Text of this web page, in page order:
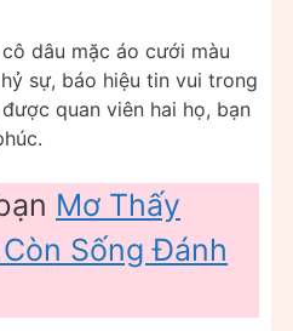
dâu mặc áo cưới màu
sự, báo hiệu tin vui trong
quan viên hai họ, bạn
Mơ Thấy
Sống Đánh